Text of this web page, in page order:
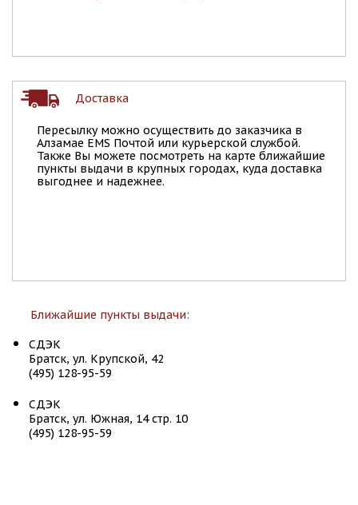
Доставка
Пересылку можно осуществить до заказчика в
Алзамае EMS Почтой или курьерской службой.
Также Вы можете посмотреть на карте ближайшие
пункты выдачи в крупных городах, куда доставка
выгоднее и надежнее.
Ближайшие пункты выдачи:
СДЭК
Братск, ул. Крупской, 42
(495) 128-95-59
СДЭК
Братск, ул. Южная, 14 стр. 10
(495) 128-95-59